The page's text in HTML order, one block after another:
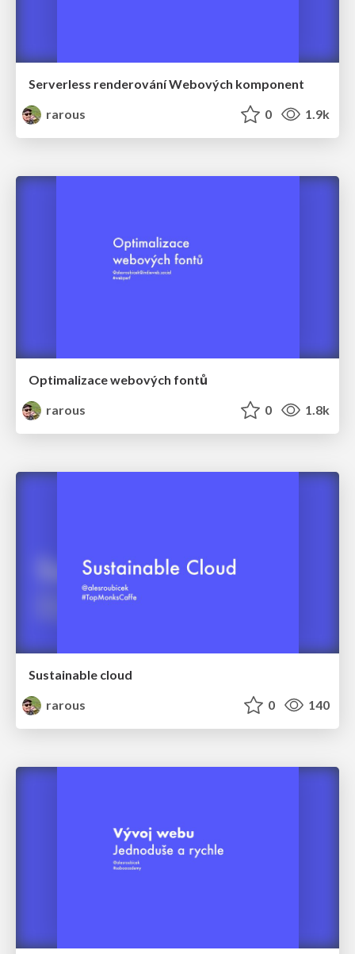
Serverless renderování Webových komponent
rarous
0 1.9k
Optimalizace webových fontů
rarous
0 1.8k
Sustainable cloud
rarous
0 140